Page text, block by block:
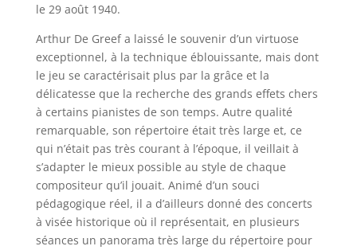
le 29 août 1940.
Arthur De Greef a laissé le souvenir d’un virtuose
exceptionnel, à la technique éblouissante, mais dont
le jeu se caractérisait plus par la grâce et la
délicatesse que la recherche des grands effets chers
à certains pianistes de son temps. Autre qualité
remarquable, son répertoire était très large et, ce
qui n’était pas très courant à l’époque, il veillait à
s’adapter le mieux possible au style de chaque
compositeur qu’il jouait. Animé d’un souci
pédagogique réel, il a d’ailleurs donné des concerts
à visée historique où il représentait, en plusieurs
séances un panorama très large du répertoire pour